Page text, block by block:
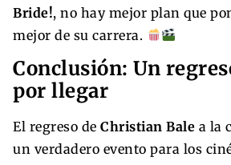
Bride!, no hay mejor plan que
mejor de su carrera.
Conclusión: Un
por llegar
El regreso de Christian Bale a la
un verdadero evento para los